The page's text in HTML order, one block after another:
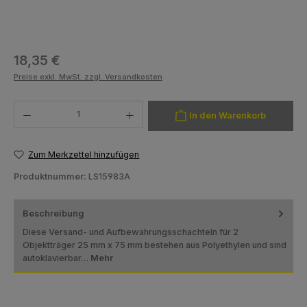
Regulärer Preis:
18,35 €
Preise exkl. MwSt. zzgl. Versandkosten
In den Warenkorb
Zum Merkzettel hinzufügen
Produktnummer: LS15983A
Beschreibung
Diese Versand- und Aufbewahrungsschachteln für 2
Objektträger 25 mm x 75 mm bestehen aus Polyethylen und sind
autoklavierbar… Mehr